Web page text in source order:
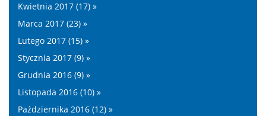
Kwietnia 2017 (17) »
Marca 2017 (23) »
Lutego 2017 (15) »
Stycznia 2017 (9) »
Grudnia 2016 (9) »
Listopada 2016 (10) »
Października 2016 (12) »